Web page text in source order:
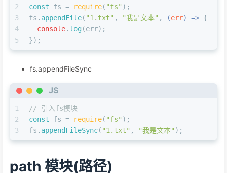
2
3
4
5
const fs = require( "fs" );
fs. appendFile( "1.txt" , "我是文本" , (err) => {
console. log(err);
});
fs.appendFileSync
JS
1
2
3
// 引入fs模块
const fs = require( "fs" );
fs. appendFileSync( "1.txt" , "我是文本" );
path 模块(路径)